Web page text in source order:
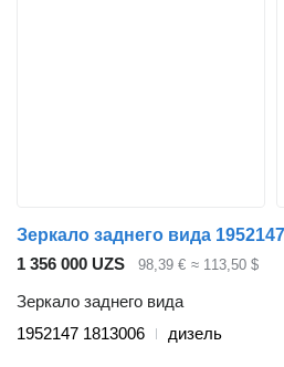
1 356 000 UZS 98,39 € ≈ 113,50 $
Зеркало заднего вида
1952147 1813006
дизель